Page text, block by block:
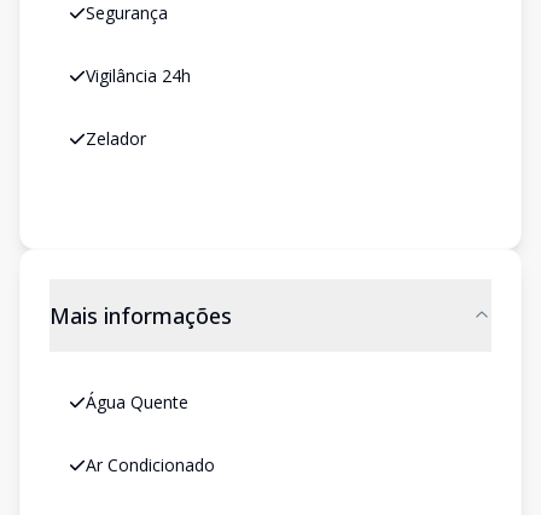
Segurança
Vigilância 24h
Zelador
Mais informações
Água Quente
Ar Condicionado